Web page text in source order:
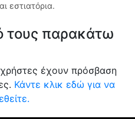
εστιατόρια.
τους παρακάτω
έχουν πρόσβαση
Κάντε κλικ εδώ για να